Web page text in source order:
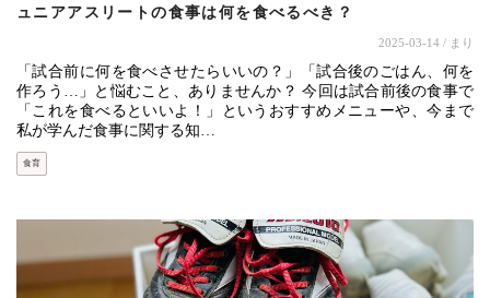
ュニアアスリートの食事は何を食べるべき？
2025-03-14 / まり
「試合前に何を食べさせたらいいの？」「試合後のごはん、何を
作ろう…」と悩むこと、ありませんか？ 今回は試合前後の食事で
「これを食べるといいよ！」というおすすめメニューや、今まで
私が学んだ食事に関する知…
食育